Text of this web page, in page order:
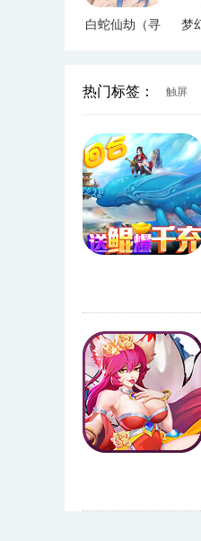
白蛇仙劫（寻
梦
热门标签： 触屏